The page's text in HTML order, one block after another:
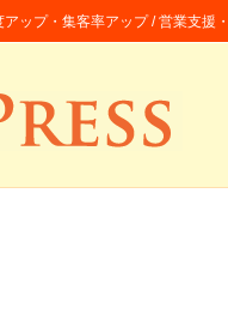
ップ・集客率アップ / 営業支援